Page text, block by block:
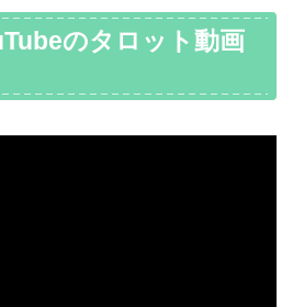
のタロット動画